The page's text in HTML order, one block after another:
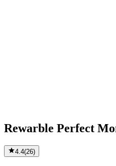
Rewarble Perfect
4.4(26)